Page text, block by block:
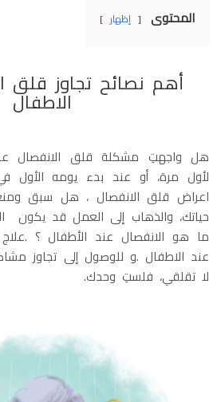
المحتوى إظهار
أهم نصائح تجاوز قلق
الاطفال
هل واجهتِ مشكلة قلق الانفصال
لأول مرة، أو عند بدء يومه الأول
اعراض قلق الانفصال ، هل سبق
حياتك، والذهاب إلى العمل قد يكون
ما هو الانفصال عند الأطفال ؟
عند الاطفال .و للوصول إلى تجاوز
لا تقلقي، فلستِ وحدك.